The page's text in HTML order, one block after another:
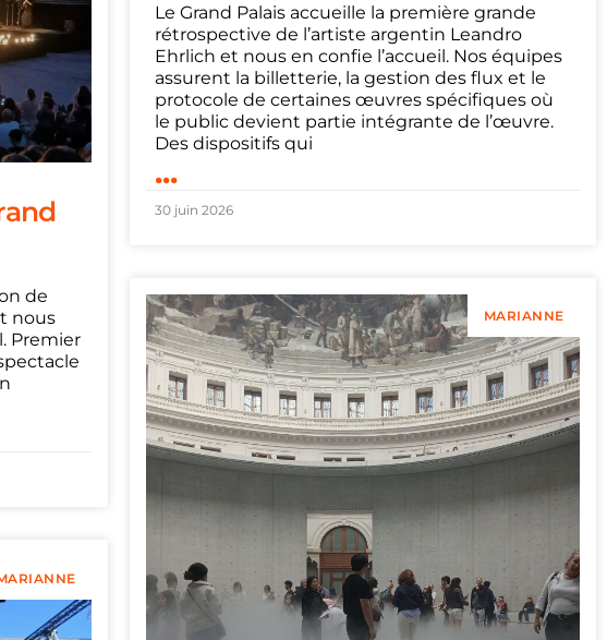
Le Grand Palais accueille la première grande
rétrospective de l’artiste argentin Leandro
Ehrlich et nous en confie l’accueil. Nos équipes
assurent la billetterie, la gestion des flux et le
protocole de certaines œuvres spécifiques où
le public devient partie intégrante de l’œuvre.
Des dispositifs qui
...
30 juin 2026
de
nous
Premier
MARIANNE